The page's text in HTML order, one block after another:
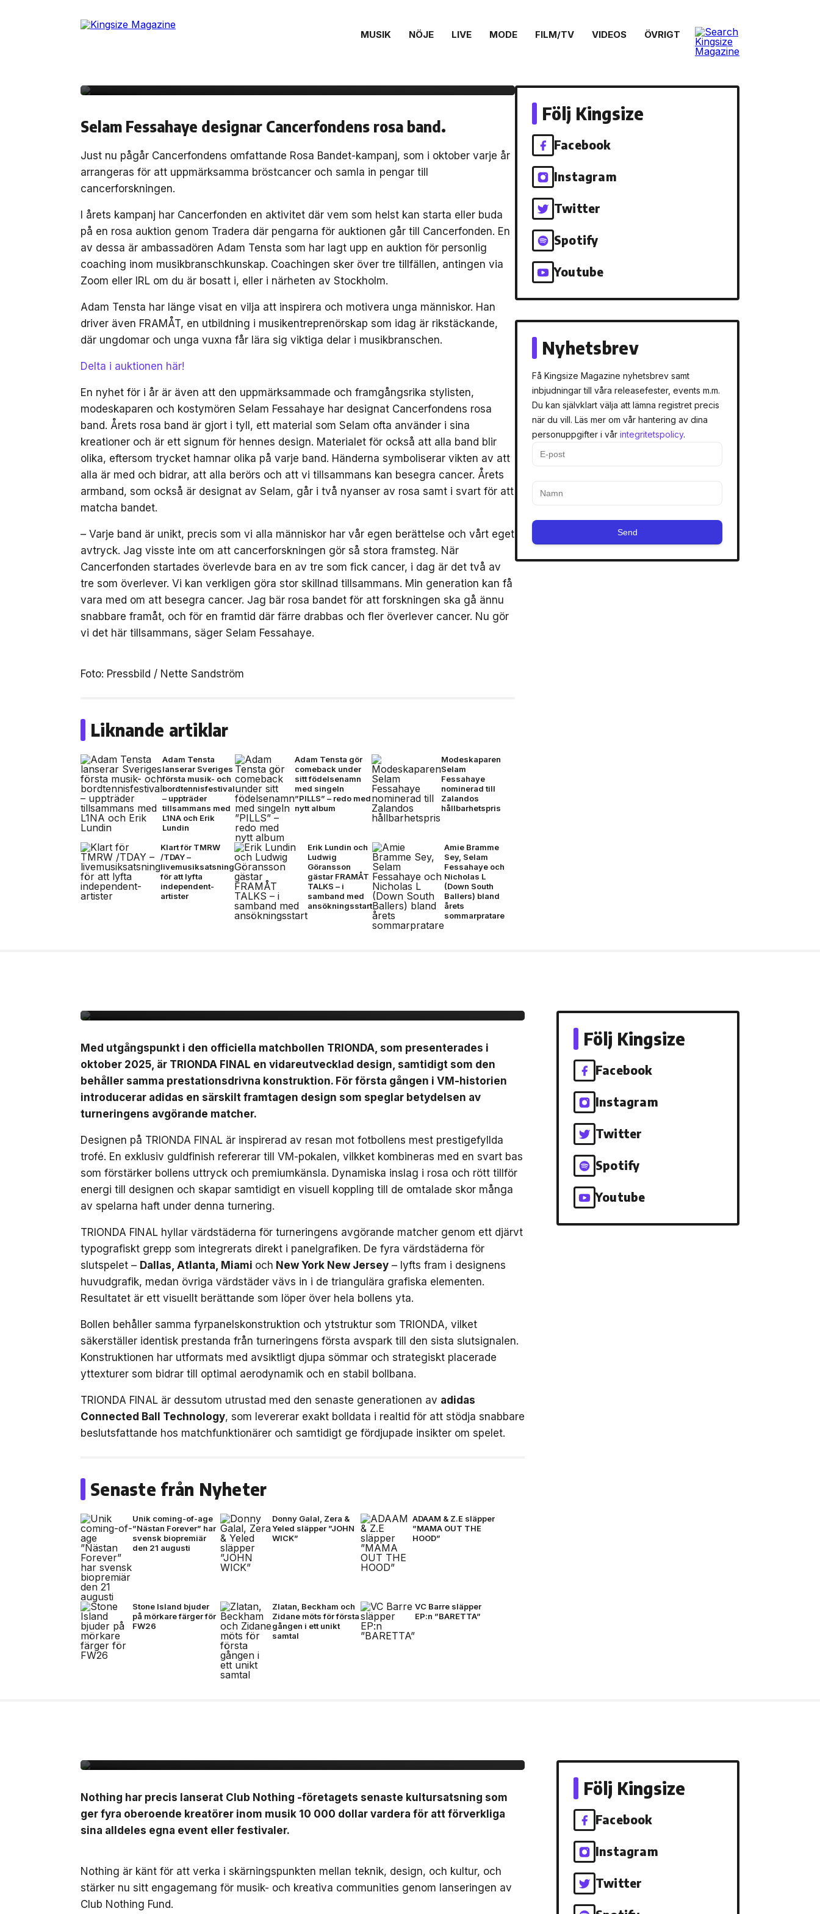
MUSIK NÖJE LIVE MODE FILM/TV VIDEOS ÖVRIGT
SAMHÄLLE 18 oktober, 2021
Adam Tensta auktionerar ut personlig
Selam Fessahaye designar Cancerfondens rosa band.
Just nu pågår Cancerfondens omfattande Rosa Bandet-kampanj, som i oktober varje år
arrangeras för att uppmärksamma bröstcancer och samla in pengar till
cancerforskningen.
I årets kampanj har Cancerfonden en aktivitet där vem som helst kan starta eller buda
på en rosa auktion genom Tradera där pengarna för auktionen går till Cancerfonden. En
av dessa är ambassadören Adam Tensta som har lagt upp en auktion för personlig
coaching inom musikbranschkunskap. Coachingen sker över tre tillfällen, antingen via
Zoom eller IRL om du är bosatt i, eller i närheten av Stockholm.
Adam Tensta har länge visat en vilja att inspirera och motivera unga människor. Han
driver även FRAMÅT, en utbildning i musikentreprenörskap som idag är rikstäckande,
där ungdomar och unga vuxna får lära sig viktiga delar i musikbranschen.
Delta i auktionen här!
En nyhet för i år är även att den uppmärksammade och framgångsrika stylisten,
modeskaparen och kostymören Selam Fessahaye har designat Cancerfondens rosa
band. Årets rosa band är gjort i tyll, ett material som Selam ofta använder i sina
kreationer och är ett signum för hennes design. Materialet för också att alla band blir
olika, eftersom trycket hamnar olika på varje band. Händerna symboliserar vikten av att
alla är med och bidrar, att alla berörs och att vi tillsammans kan besegra cancer. Årets
armband, som också är designat av Selam, går i två nyanser av rosa samt i svart för att
matcha bandet.
– Varje band är unikt, precis som vi alla människor har vår egen berättelse och vårt eget
avtryck. Jag visste inte om att cancerforskningen gör så stora framsteg. När
Cancerfonden startades överlevde bara en av tre som fick cancer, i dag är det två av
tre som överlever. Vi kan verkligen göra stor skillnad tillsammans. Min generation kan få
vara med om att besegra cancer. Jag bär rosa bandet för att forskningen ska gå ännu
snabbare framåt, och för en framtid där färre drabbas och fler överlever cancer. Nu gör
vi det här tillsammans, säger Selam Fessahaye.
Foto: Pressbild / Nette Sandström
Liknande artiklar
Adam Tensta
lanserar Sveriges
första musik- och
bordtennisfestival
– uppträder
tillsammans med
L1NA och Erik
Lundin
Adam Tensta gör
comeback under
sitt födelsenamn
med singeln
”PILLS” – redo med
nytt album
Modeskaparen
Selam
Fessahaye
nominerad till
Zalandos
hållbarhetspris
Klart för TMRW
/TDAY –
livemusiksatsning
för att lyfta
independent-
artister
Erik Lundin och
Ludwig
Göransson
gästar FRAMÅT
TALKS – i
samband med
ansökningsstart
Amie Bramme
Sey, Selam
Fessahaye och
Nicholas L
(Down South
Ballers) bland
årets
sommarpratare
Följ Kingsize
Facebook
Instagram
Twitter
Spotify
Youtube
Nyhetsbrev
Få Kingsize Magazine nyhetsbrev samt
inbjudningar till våra releasefester, events m.m.
Du kan självklart välja att lämna registret precis
när du vill. Läs mer om vår hantering av dina
personuppgifter i vår integritetspolicy.
Send
Med utgångspunkt i den officiella matchbollen TRIONDA, som presenterades i
oktober 2025, är TRIONDA FINAL en vidareutvecklad design, samtidigt som den
behåller samma prestationsdrivna konstruktion. För första gången i VM-historien
introducerar adidas en särskilt framtagen design som speglar betydelsen av
turneringens avgörande matcher.
Designen på TRIONDA FINAL är inspirerad av resan mot fotbollens mest prestigefyllda
trofé. En exklusiv guldfinish refererar till VM-pokalen, vilkket kombineras med en svart bas
som förstärker bollens uttryck och premiumkänsla. Dynamiska inslag i rosa och rött tillför
energi till designen och skapar samtidigt en visuell koppling till de omtalade skor många
av spelarna haft under denna turnering.
TRIONDA FINAL hyllar värdstäderna för turneringens avgörande matcher genom ett djärvt
typografiskt grepp som integrerats direkt i panelgrafiken. De fyra värdstäderna för
slutspelet – Dallas, Atlanta, Miami och New York New Jersey – lyfts fram i designens
huvudgrafik, medan övriga värdstäder vävs in i de triangulära grafiska elementen.
Resultatet är ett visuellt berättande som löper över hela bollens yta.
Bollen behåller samma fyrpanelskonstruktion och ytstruktur som TRIONDA, vilket
säkerställer identisk prestanda från turneringens första avspark till den sista slutsignalen.
Konstruktionen har utformats med avsiktligt djupa sömmar och strategiskt placerade
yttexturer som bidrar till optimal aerodynamik och en stabil bollbana.
TRIONDA FINAL är dessutom utrustad med den senaste generationen av adidas
Connected Ball Technology, som levererar exakt bolldata i realtid för att stödja snabbare
beslutsfattande hos matchfunktionärer och samtidigt ge fördjupade insikter om spelet.
Senaste från Nyheter
Unik coming-of-age
”Nästan Forever” har
svensk biopremiär
den 21 augusti
Donny Galal, Zera &
Yeled släpper ”JOHN
WICK”
ADAAM & Z.E släpper
”MAMA OUT THE
HOOD”
Stone Island bjuder
på mörkare färger för
FW26
Zlatan, Beckham och
Zidane möts för första
gången i ett unikt
samtal
VC Barre släpper
EP:n ”BARETTA”
Följ Kingsize
Facebook
Instagram
Twitter
Spotify
Youtube
Nothing har precis lanserat Club Nothing -företagets senaste kultursatsning som
ger fyra oberoende kreatörer inom musik 10 000 dollar vardera för att förverkliga
sina alldeles egna event eller festivaler.
Nothing är känt för att verka i skärningspunkten mellan teknik, design, och kultur, och
stärker nu sitt engagemang för musik- och kreativa communities genom lanseringen av
Club Nothing Fund.
Följ Kingsize
Facebook
Instagram
Twitter